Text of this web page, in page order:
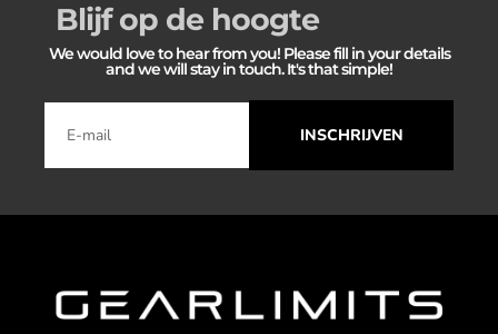
Blijf op de hoogte
We would love to hear from you! Please fill in your details
and we will stay in touch. It's that simple!
INSCHRIJVEN